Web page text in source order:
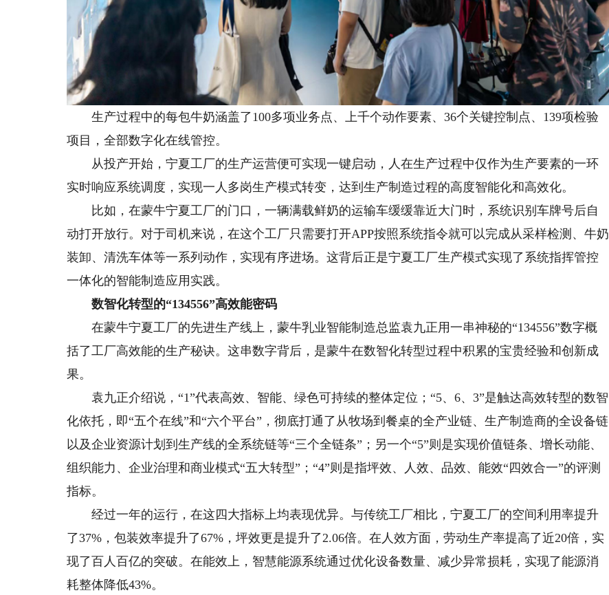
生产过程中的每包牛奶涵盖了100多项业务点、上千个动作要素、36个关键控制点、139项检验
项目，全部数字化在线管控。
从投产开始，宁夏工厂的生产运营便可实现一键启动，人在生产过程中仅作为生产要素的一环
实时响应系统调度，实现一人多岗生产模式转变，达到生产制造过程的高度智能化和高效化。
比如，在蒙牛宁夏工厂的门口，一辆满载鲜奶的运输车缓缓靠近大门时，系统识别车牌号后自
动打开放行。对于司机来说，在这个工厂只需要打开APP按照系统指令就可以完成从采样检测、牛奶
装卸、清洗车体等一系列动作，实现有序进场。这背后正是宁夏工厂生产模式实现了系统指挥管控
一体化的智能制造应用实践。
数智化转型的“134556”高效能密码
在蒙牛宁夏工厂的先进生产线上，蒙牛乳业智能制造总监袁九正用一串神秘的“134556”数字概
括了工厂高效能的生产秘诀。这串数字背后，是蒙牛在数智化转型过程中积累的宝贵经验和创新成
果。
袁九正介绍说，“1”代表高效、智能、绿色可持续的整体定位；“5、6、3”是触达高效转型的数智
化依托，即“五个在线”和“六个平台”，彻底打通了从牧场到餐桌的全产业链、生产制造商的全设备链
以及企业资源计划到生产线的全系统链等“三个全链条”；另一个“5”则是实现价值链条、增长动能、
组织能力、企业治理和商业模式“五大转型”；“4”则是指坪效、人效、品效、能效“四效合一”的评测
指标。
经过一年的运行，在这四大指标上均表现优异。与传统工厂相比，宁夏工厂的空间利用率提升
了37%，包装效率提升了67%，坪效更是提升了2.06倍。在人效方面，劳动生产率提高了近20倍，实
现了百人百亿的突破。在能效上，智慧能源系统通过优化设备数量、减少异常损耗，实现了能源消
耗整体降低43%。